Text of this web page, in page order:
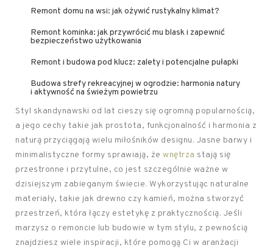
Remont domu na wsi: jak ożywić rustykalny klimat?
Remont kominka: jak przywrócić mu blask i zapewnić
bezpieczeństwo użytkowania
Remont i budowa pod klucz: zalety i potencjalne pułapki
Budowa strefy rekreacyjnej w ogrodzie: harmonia natury
i aktywność na świeżym powietrzu
Styl skandynawski od lat cieszy się ogromną popularnością,
a jego cechy takie jak prostota, funkcjonalność i harmonia z
naturą przyciągają wielu miłośników designu. Jasne barwy i
minimalistyczne formy sprawiają, że wnętrza stają się
przestronne i przytulne, co jest szczególnie ważne w
dzisiejszym zabieganym świecie. Wykorzystując naturalne
materiały, takie jak drewno czy kamień, można stworzyć
przestrzeń, która łączy estetykę z praktycznością. Jeśli
marzysz o remoncie lub budowie w tym stylu, z pewnością
znajdziesz wiele inspiracji, które pomogą Ci w aranżacji